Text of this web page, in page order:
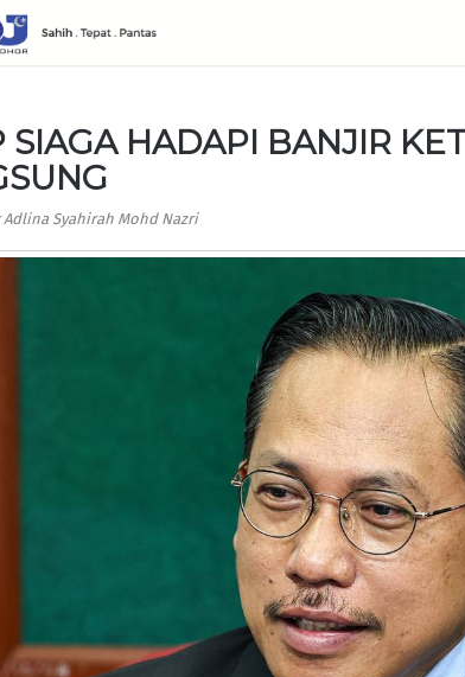
SIAGA HADAPI BANJIR
Adlina Syahirah Mohd Nazri